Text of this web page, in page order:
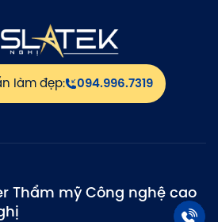
làm đẹp: 094.996.7319
Thẩm mỹ Công nghệ cao